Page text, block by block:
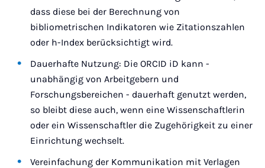
dass diese bei der Berechnung von
bibliometrischen Indikatoren wie Zitationszahlen
oder h-Index berücksichtigt wird.
Dauerhafte Nutzung: Die ORCID iD kann -
unabhängig von Arbeitgebern und
Forschungsbereichen - dauerhaft genutzt werden,
so bleibt diese auch, wenn eine Wissenschaftlerin
oder ein Wissenschaftler die Zugehörigkeit zu einer
Einrichtung wechselt.
Vereinfachung der Kommunikation mit Verlagen